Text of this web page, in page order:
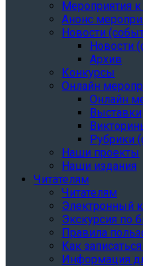
Мероприятия
Анонс
Новости
Новости
Архив
Конкурсы
Онлайн
Онлайн
Выставки
Рубрики
Наши проекты
Наши издания
Читателям
Читателям
Электронный
Экскурсия по
Правила
Как
Информация